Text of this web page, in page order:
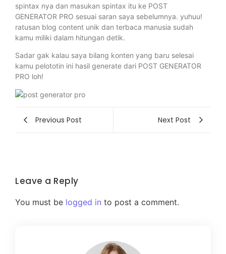
spintax nya dan masukan spintax itu ke POST
GENERATOR PRO sesuai saran saya sebelumnya. yuhuu!
ratusan blog content unik dan terbaca manusia sudah
kamu miliki dalam hitungan detik.
Sadar gak kalau saya bilang konten yang baru selesai
kamu pelototin ini hasil generate dari POST GENERATOR
PRO loh!
Previous Post Next Post
Leave a Reply
You must be logged in to post a comment.